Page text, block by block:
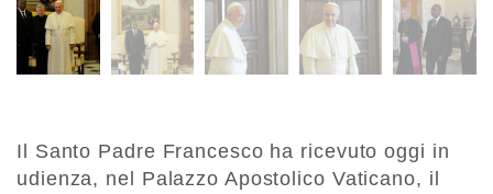
Il Santo Padre Francesco ha ricevuto oggi in
udienza, nel Palazzo Apostolico Vaticano, il